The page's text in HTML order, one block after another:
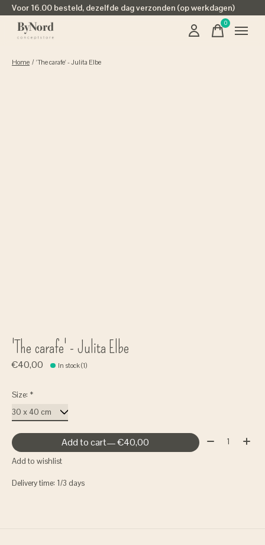
Voor 16.00 besteld, dezelfde dag verzonden (op werkdagen)
0items
Home / 'The carafe' - Julita Elbe
'The carafe' - Julita Elbe
€40,00 In stock (1)
Size: *
Add to cart — €40,00 Quantity:
Add to wishlist
Delivery time: 1/3 days